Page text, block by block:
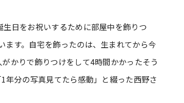
日をお祝いするために部屋中を飾りつ
ます。自宅を飾ったのは、生まれてから今
かりで飾りつけをして4時間かかったそう
年分の写真見てたら感動」と綴った西野さ